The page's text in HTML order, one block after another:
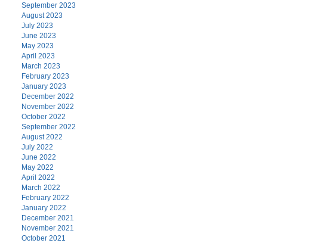
September 2023
August 2023
July 2023
June 2023
May 2023
April 2023
March 2023
February 2023
January 2023
December 2022
November 2022
October 2022
September 2022
August 2022
July 2022
June 2022
May 2022
April 2022
March 2022
February 2022
January 2022
December 2021
November 2021
October 2021